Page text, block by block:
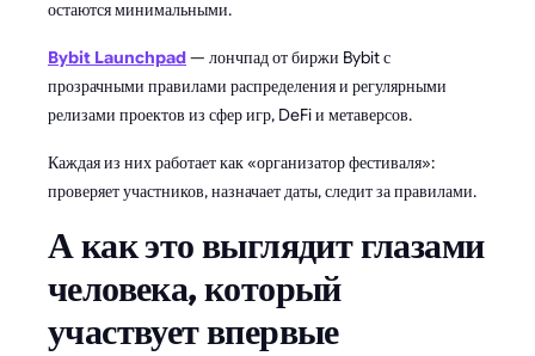
остаются минимальными.
Bybit Launchpad— лончпад от биржи Bybit с
прозрачными правилами распределения и регулярными
релизами проектов из сфер игр, DeFi и метаверсов.
Каждая из них работает как «организатор фестиваля»:
проверяет участников, назначает даты, следит за правилами.
А как это выглядит глазами
человека, который
участвует впервые